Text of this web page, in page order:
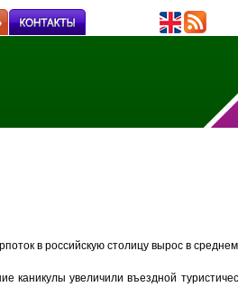
в российскую столицу вырос в
каникулы увеличили въездной